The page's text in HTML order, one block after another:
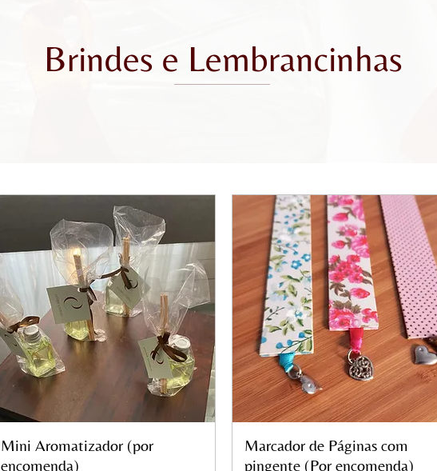
Brindes e Lembrancinhas
Visualização rápida
Mini Aromatizador (por
encomenda)
Visualização rápida
Marcador de Páginas com
pingente (Por encomenda)